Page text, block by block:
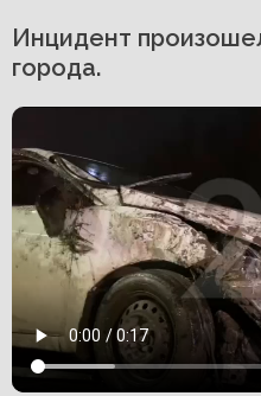
Инцидент
города.